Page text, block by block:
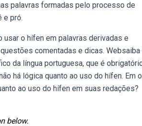
palavras formadas pelo processo de
e pró.
o hífen em palavras derivadas e
comentadas e dicas. Websaiba
da língua portuguesa, que é
há lógica quanto ao uso do hífen. Em
ao uso do hífen em suas redações?
below.